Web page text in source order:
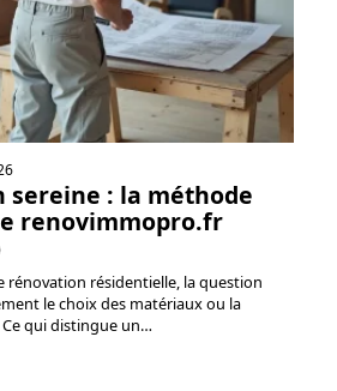
sereine : la méthode
renovimmopro.fr
rénovation résidentielle, la question
le choix des matériaux ou la
qui distingue un…